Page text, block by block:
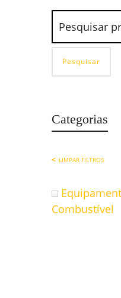
Pesquisar
Categorias
LIMPAR FILTROS
Combustível